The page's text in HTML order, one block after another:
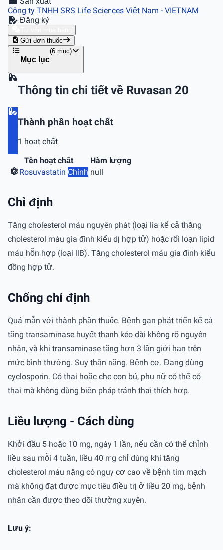
Công ty TNHH SRS Life Sciences Việt Nam - VIETNAM
Đăng ký
Gửi đơn thuốc
Mục lục
(6 mục)
Thông tin chi tiết về Ruvasan 20
Thành phần hoạt chất
1 hoạt chất
Tên hoạt chất
Hàm lượng
Rosuvastatin Chính null
Chỉ định
Tăng cholesterol máu nguyên phát (loại lia kể cả thăng
cholesterol máu gia đình kiểu dị hợp tử) hoặc rối loạn lipid
máu hỗn hợp (loại llB). Tăng cholesterol máu gia đình kiểu
đồng hợp tử.
Chống chỉ định
Quá mẫn với thành phần thuốc. Bệnh gan phát triển kể cả
tăng transaminase huyết thanh kéo dài không rõ nguyên
nhân, và khi transaminase tăng hơn 3 lần giới hạn trên
mức bình thường. Suy thận nặng. Bệnh cơ. Đang dùng
cyclosporin. Có thai hoặc cho con bú, phụ nữ có thể có
thai mà không dùng biện pháp tránh thai thích hợp.
Liều lượng - Cách dùng
Khởi đầu 5 hoặc 10 mg, ngày 1 lần, nếu cần có thể chỉnh
liều sau mỗi 4 tuần, liều 40 mg chỉ dùng khi tăng
cholesterol máu nặng có nguy cơ cao về bệnh tim mạch
mà không đạt được mục tiêu điều trị ở liều 20 mg, bệnh
nhân cần được theo dõi thường xuyên.
Lưu ý: